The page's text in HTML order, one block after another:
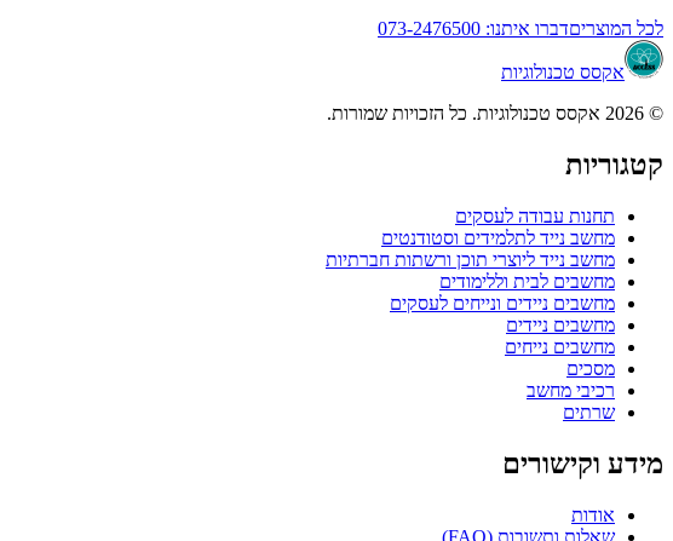
לכל המוצריםדברו איתנו: 073-2476500
אקסס טכנולוגיות
© 2026 אקסס טכנולוגיות. כל הזכויות שמורות.
קטגוריות
תחנות עבודה לעסקים
מחשב נייד לתלמידים וסטודנטים
מחשב נייד ליוצרי תוכן ורשתות חברתיות
מחשבים לבית וללימודים
מחשבים ניידים ונייחים לעסקים
מחשבים ניידים
מחשבים נייחים
מסכים
רכיבי מחשב
שרתים
מידע וקישורים
אודות
שאלות ותשובות (FAQ)